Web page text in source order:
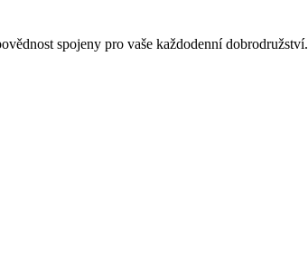
spojeny pro vaše každodenní dobrodružství.